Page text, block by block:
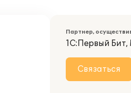
Партнер,
1С:Первый
Связаться